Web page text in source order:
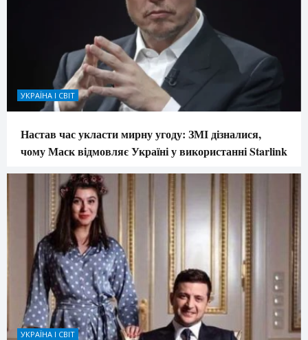
УКРАЇНА І СВІТ
Настав час укласти мирну угоду: ЗМІ дізналися,
чому Маск відмовляє Україні у використанні Starlink
УКРАЇНА І СВІТ